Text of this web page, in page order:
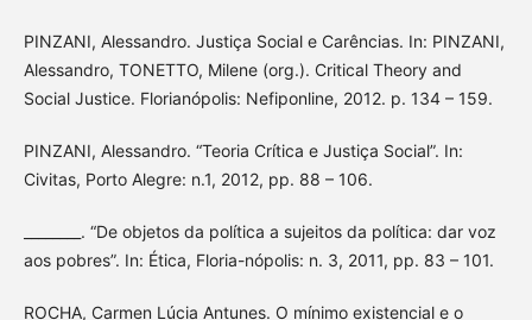
PINZANI, Alessandro. Justiça Social e Carências. In: PINZANI,
Alessandro, TONETTO, Milene (org.). Critical Theory and
Social Justice. Florianópolis: Nefiponline, 2012. p. 134 – 159.
PINZANI, Alessandro. “Teoria Crítica e Justiça Social”. In:
Civitas, Porto Alegre: n.1, 2012, pp. 88 – 106.
________. “De objetos da política a sujeitos da política: dar voz
aos pobres”. In: Ética, Floria-nópolis: n. 3, 2011, pp. 83 – 101.
ROCHA, Carmen Lúcia Antunes. O mínimo existencial e o